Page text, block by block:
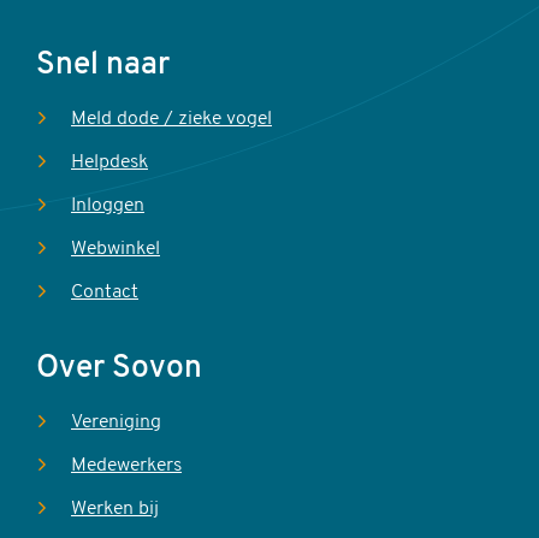
Voet
Snel naar
Meld dode / zieke vogel
Helpdesk
Inloggen
Webwinkel
Contact
Over Sovon
Vereniging
Medewerkers
Werken bij